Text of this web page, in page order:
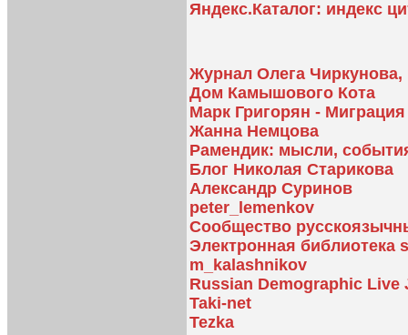
Яндекс.Каталог: индекс
Журнал Олега Чиркунова,
Дом Камышового Кота
Марк Григорян -
Жанна Немцова
Рамендик: мысли,
Блог Николая Старикова
Александр Суринов
peter_lemenkov
Сообщество
Электронная библиотека
m_kalashnikov
Russian Demographic Live
Taki-net
Tezka